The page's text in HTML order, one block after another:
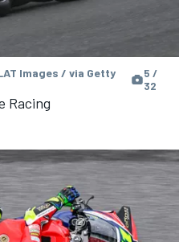
Images / via Getty
5 /
32
Racing